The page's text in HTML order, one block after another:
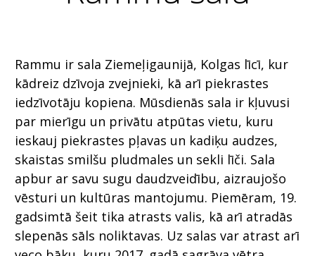
Rammu ir sala Ziemeļigaunijā, Kolgas līcī, kur
kādreiz dzīvoja zvejnieki, kā arī piekrastes
iedzīvotāju kopiena. Mūsdienās sala ir kļuvusi
par mierīgu un privātu atpūtas vietu, kuru
ieskauj piekrastes pļavas un kadiķu audzes,
skaistas smilšu pludmales un sekli līči. Sala
apbur ar savu sugu daudzveidību, aizraujošo
vēsturi un kultūras mantojumu. Piemēram, 19.
gadsimtā šeit tika atrasts valis, kā arī atradās
slepenās sāls noliktavas. Uz salas var atrast arī